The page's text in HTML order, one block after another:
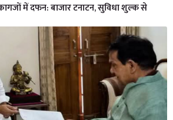
कागजों में दफन: बाजार टनाटन, सुविधा शुल्क से